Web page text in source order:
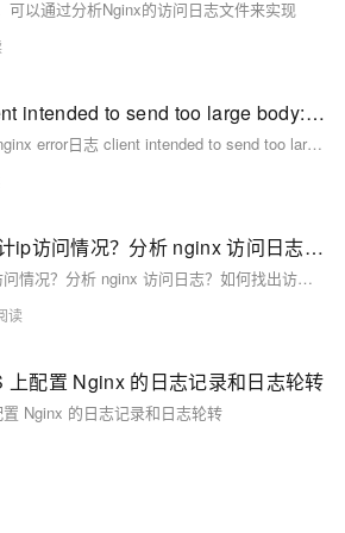
可以通过分析Nginx的访问日志文件来实现
nginx error日志 client intended to send too large body: 1434541 bytes 如何处理？
【8月更文挑战第27天】nginx error日志 client intended to send too large body: 1434541 bytes 如何处理？
在Linux中，如何统计ip访问情况？分析 nginx 访问日志？如何找出访问页面数量在前十位的ip？
在Linux中，如何统计ip访问情况？分析 nginx 访问日志？如何找出访问页面数量在前十位的ip？
配置 Nginx 的日志记录和日志轮转
Nginx 的日志记录和日志轮转